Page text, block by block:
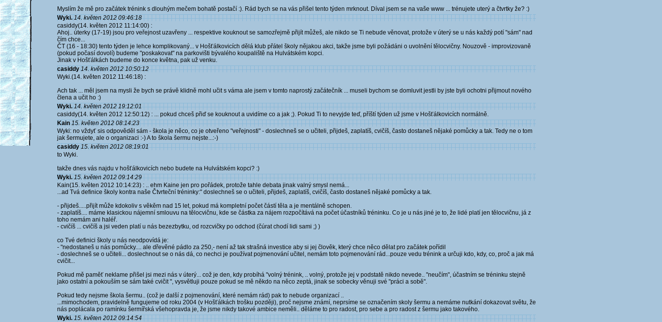
Myslím že mě pro začátek trénink s dlouhým mečem bohatě postačí :). Rád bych se na vás přišel tento týden mrknout. Díval jsem se na vaše www ... trénujete uterý a čtvrtky že? :)
Wyki. 14. květen 2012 09:46:18
casiddy(14. květen 2012 11:14:00) :
Ahoj.. úterky (17-19) jsou pro veřejnost uzavřeny ... respektive kouknout se samozřejmě přijít můžeš, ale nikdo se Ti nebude věnovat, protože v úterý se u nás každý potí "sám" nad
čím chce...
ČT (16 - 18:30) tento týden je lehce komplikovaný... v Hošťálkovicích dělá klub přátel školy nějakou akci, takže jsme byli požádáni o uvolnění tělocvičny. Nouzově - improvizovaně
(pokud počasí dovolí) budeme "poskakovat" na parkovišti bývalého koupaliště na Hulvátském kopci.
Jinak v Hošťálkách budeme do konce května, pak už venku.
casiddy 14. květen 2012 10:50:12
Wyki.(14. květen 2012 11:46:18) :
Ach tak ... měl jsem na mysli že bych se právě klidně mohl učit s váma ale jsem v tomto naprostý začátečník ... museli bychom se domluvit jestli by jste byli ochotni přijmout nového
člena a učit ho :)
Wyki. 14. květen 2012 19:12:01
casiddy(14. květen 2012 12:50:12) : ... pokud chceš přiď se kouknout a uvidíme co a jak ;). Pokud Ti to nevyjde teď, příští týden už jsme v Hošťálkovicích normálně.
Kain 15. květen 2012 08:14:23
Wyki: no vždyť sis odpověděl sám - škola je něco, co je otveřeno "veřejnosti" - doslechneš se o učiteli, přijdeš, zaplatíš, cvičíš, často dostaneš nějaké pomůcky a tak. Tedy ne o tom
jak šermujete, ale o organizaci :-) A to škola šermu nejste...:-)
casiddy 15. květen 2012 08:19:01
to Wyki.
takže dnes vás najdu v hošťálkovicích nebo budete na Hulvátském kopci? :)
Wyki. 15. květen 2012 09:14:29
Kain(15. květen 2012 10:14:23) : .. ehm Kaine jen pro pořádek, protože tahle debata jinak valný smysl nemá...
...ad Tvá definice školy kontra naše Čtvrteční tréninky:" doslechneš se o učiteli, přijdeš, zaplatíš, cvičíš, často dostaneš nějaké pomůcky a tak.
- přijdeš.....přijít může kdokoliv s věkěm nad 15 let, pokud má kompletní počet částí těla a je mentálně schopen.
- zaplatíš.... máme klasickou nájemní smlouvu na tělocvičnu, kde se částka za nájem rozpočítává na počet účastníků tréninku. Co je u nás jiné je to, že lidé platí jen tělocvičnu, já z
toho nemám ani haléř.
- cvičíš ... cvičíš a jsi veden platí u nás bezezbytku, od rozcvičky po odchod (čúrat chodí lidi sami ;) )
co Tvé definici školy u nás neodpovídá je:
- "nedostaneš u nás pomůcky.... ale dřevěné pádlo za 250,- není až tak strašná investice aby si jej člověk, který chce něco dělat pro začátek pořídil
- doslechneš se o učiteli... doslechnout se o nás dá, co nechci je používat pojmenování učitel, nemám toto pojmenování rád...pouze vedu trénink a určuji kdo, kdy, co, proč a jak má
cvičit...
Pokud mě paměť neklame přišel jsi mezi nás v úterý... což je den, kdy probíhá "volný trénink, .. volný, protože jej v podstatě nikdo nevede.. "neučím", účastním se tréninku stejně
jako ostatní a pokouším se sám také cvičit ", vysvětluji pouze pokud se mě někdo na něco zeptá, jinak se sobecky věnuji své "práci a sobě".
Pokud tedy nejsme škola šermu.. (což je další z pojmenování, které nemám rád) pak to nebude organizací ..
...mimochodem, pravidelně fungujeme od roku 2004 (v Hošťálkách trošku později), proč nejsme známí, neprsíme se označením skoly šermu a nemáme nutkání dokazovat světu, že
nás poplácala po ramínku šermířská všehopravda je, že jsme nikdy takové ambice neměli.. děláme to pro radost, pro sebe a pro radost z šermu jako takového.
Wyki. 15. květen 2012 09:14:54